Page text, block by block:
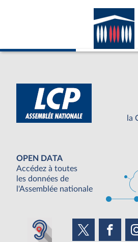
la
OPEN DATA
Accédez à toutes
les données de
l'Assemblée nationale